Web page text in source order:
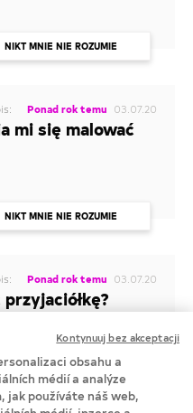
NIKT MNIE NIE ROZUMIE
Ponad rok temu 03.07.20
mi się malować
NIKT MNIE NIE ROZUMIE
Ponad rok temu 03.07.20
NIKT MNIE NIE ROZUMIE
Zaloguj się i dodaj nowy wątek
obsahu a
médií a analýze
jak používáte náš web,
Kontynuuj bez akceptacji